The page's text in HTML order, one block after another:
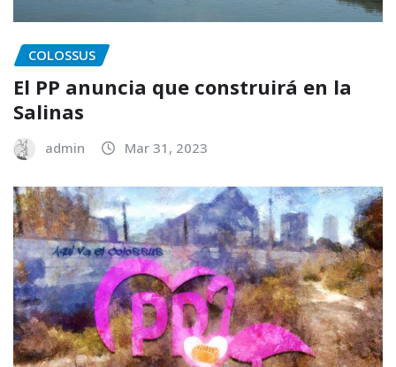
COLOSSUS
El PP anuncia que construirá en la
Salinas
admin Mar 31, 2023